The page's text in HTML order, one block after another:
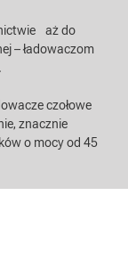
aż do
– ładowaczom
czołowe
znacznie
o mocy od 45